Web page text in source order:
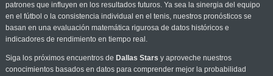
patrones que influyen en los resultados futuros. Ya sea la sinergia del equipo
en el fútbol o la consistencia individual en el tenis, nuestros pronósticos se
basan en una evaluación matemática rigurosa de datos históricos e
indicadores de rendimiento en tiempo real.
Siga los próximos encuentros de Dallas Stars y aproveche nuestros
conocimientos basados en datos para comprender mejor la probabilidad